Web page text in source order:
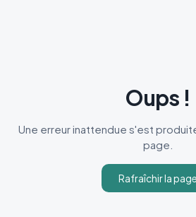
Oups !
Une erreur inattendue s'est
page.
Rafraîchir la page